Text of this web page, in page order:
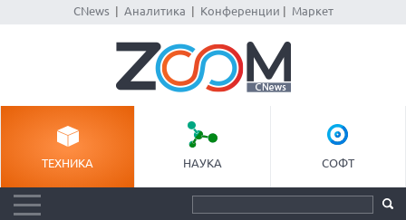
CNews| Аналитика Конференции Маркет
ТЕХНИКА НАУКА СОФТ